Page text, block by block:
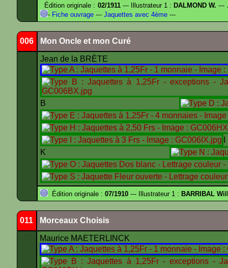
Édition originale : 02/1911--- Illustrateur 1 : DALMOND W. ---
- Fiche ouvrage --- Jaquettes avec 4ème ---
006 Mon Oncle et mon Curé
Jean de la BRÈTE
B
K
Édition originale : 07/1910 --- Illustrateur 1 : BARRIBAL
011 Morceaux Choisis
Maurice MAETERLINCK